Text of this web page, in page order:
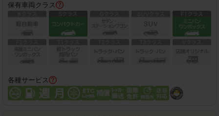
保有車両クラス
各種サービス